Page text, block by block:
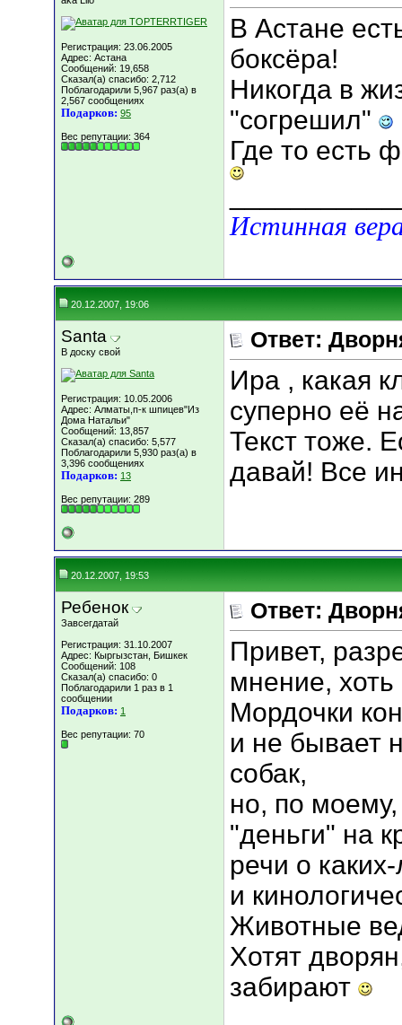
Регистрация: 23.06.2005
Адрес: Астана
Сообщений: 19,658
Сказал(а) спасибо: 2,712
Поблагодарили 5,967 раз(а) в
2,567 сообщениях
Подарков: 95
Вес репутации: 364
В Астане
боксёра!
Никогда в
"согрешил"
Где то есть
Истинная
20.12.2007, 19:06
Santa
В доску свой
Регистрация: 10.05.2006
Адрес: Алматы,п-к шпицев"Из
Дома Натальи"
Сообщений: 13,857
Сказал(а) спасибо: 5,577
Поблагодарили 5,930 раз(а) в
3,396 сообщениях
Подарков: 13
Вес репутации: 289
Ответ:
Ира , какая
суперно её
Текст тоже.
давай! Все
20.12.2007, 19:53
Ребенок
Завсегдатай
Регистрация: 31.10.2007
Адрес: Кыргызстан, Бишкек
Сообщений: 108
Сказал(а) спасибо: 0
Поблагодарили 1 раз в 1
сообщении
Подарков: 1
Вес репутации: 70
Ответ:
Привет,
мнение,
Мордочки
и не бывает
собак,
но, по
"деньги" на
речи о
и
Животные
Хотят
забирают